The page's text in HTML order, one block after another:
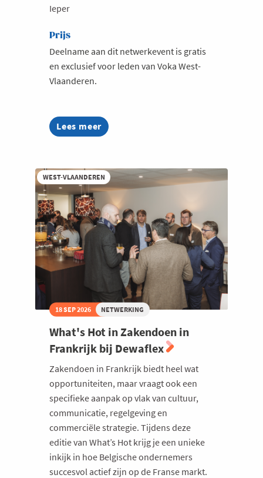
Ieper
Prijs
Deelname aan dit netwerkevent is gratis
en exclusief voor leden van Voka West-
Vlaanderen.
Lees meer
about
Te
Connect
Group
Belgium
WEST-VLAANDEREN
18 SEP 2026 NETWERKING
What's Hot in Zakendoen in
Frankrijk bij Dewaflex
Zakendoen in Frankrijk biedt heel wat
opportuniteiten, maar vraagt ook een
specifieke aanpak op vlak van cultuur,
communicatie, regelgeving en
commerciële strategie. Tijdens deze
editie van What’s Hot krijg je een unieke
inkijk in hoe Belgische ondernemers
succesvol actief zijn op de Franse markt.